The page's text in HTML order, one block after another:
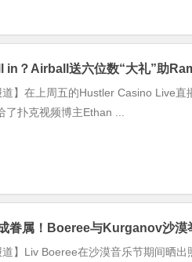
in？Airball送六位数“大礼”助
道】在上周五的Hustler Casino Live直
了扑克视频博主Ethan ...
眷属！Boeree与Kurganov沙漠
道】Liv Boeree在沙漠音乐节期间晒出